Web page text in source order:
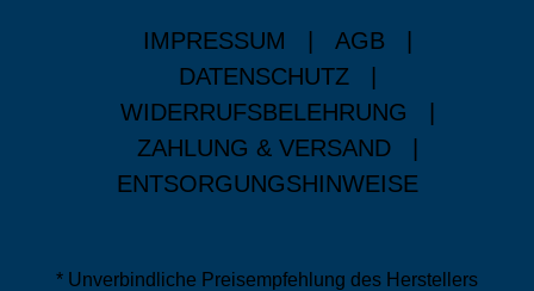
IMPRESSUM AGB
DATENSCHUTZ
WIDERRUFSBELEHRUNG
ZAHLUNG & VERSAND
ENTSORGUNGSHINWEISE
* Unverbindliche Preisempfehlung des Herstellers